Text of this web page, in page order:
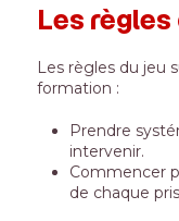
Les règles
Les règles du jeu
formation :
Prendre
intervenir.
Commencer
de chaque